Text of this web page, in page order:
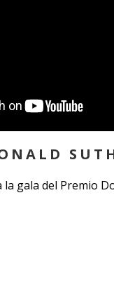
gala del Premio